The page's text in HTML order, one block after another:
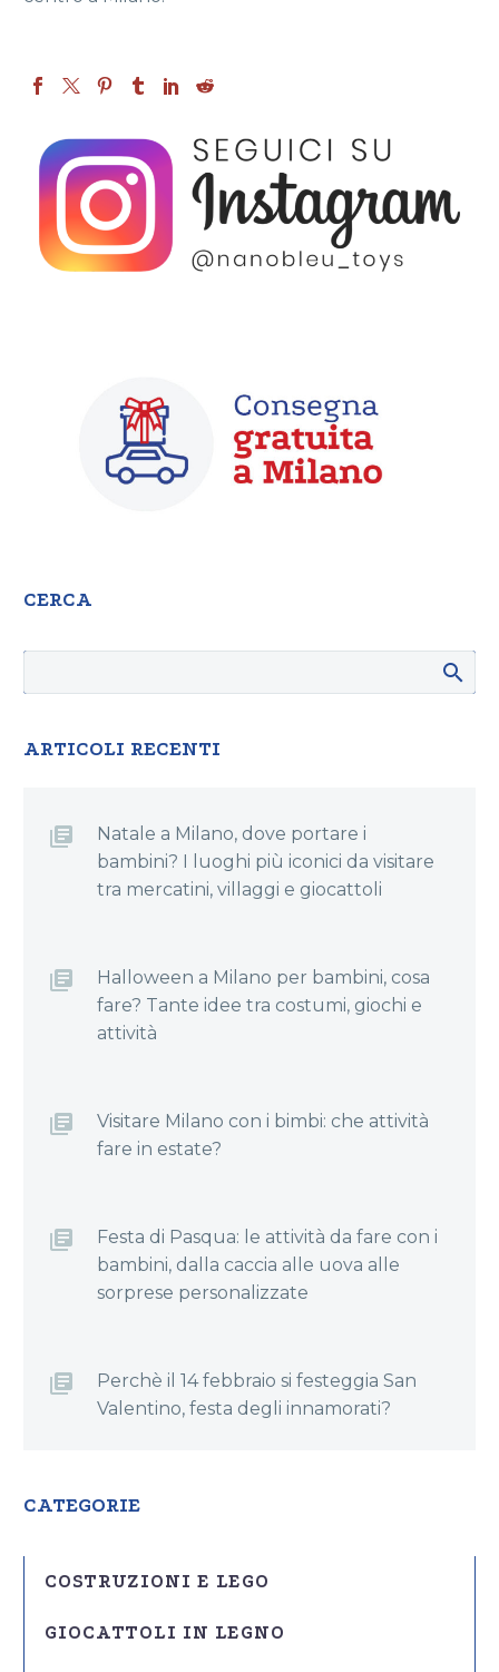
CERCA
ARTICOLI RECENTI
Natale a Milano, dove portare i
bambini? I luoghi più iconici da visitare
tra mercatini, villaggi e giocattoli
Halloween a Milano per bambini, cosa
fare? Tante idee tra costumi, giochi e
attività
Visitare Milano con i bimbi: che attività
fare in estate?
Festa di Pasqua: le attività da fare con i
bambini, dalla caccia alle uova alle
sorprese personalizzate
Perchè il 14 febbraio si festeggia San
Valentino, festa degli innamorati?
CATEGORIE
COSTRUZIONI E LEGO
GIOCATTOLI IN LEGNO